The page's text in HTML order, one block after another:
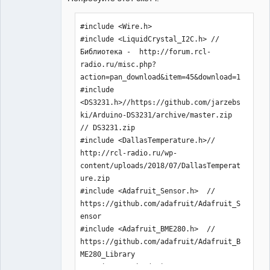
#include <Wire.h>
#include <LiquidCrystal_I2C.h> //
Библиотека -  http://forum.rcl-
radio.ru/misc.php?
action=pan_download&item=45&download=1
#include
<DS3231.h>//https://github.com/jarzebs
ki/Arduino-DS3231/archive/master.zip
// DS3231.zip
#include <DallasTemperature.h>//
http://rcl-radio.ru/wp-
content/uploads/2018/07/DallasTemperat
ure.zip
#include <Adafruit_Sensor.h>  //
https://github.com/adafruit/Adafruit_S
ensor
#include <Adafruit_BME280.h>  //
https://github.com/adafruit/Adafruit_B
ME280_Library